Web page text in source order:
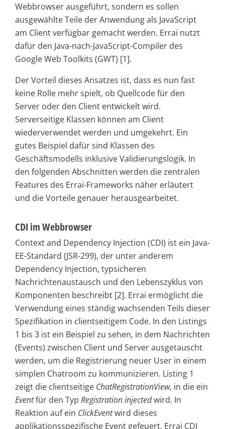
Webbrowser ausgeführt, sondern es sollen
ausgewählte Teile der Anwendung als JavaScript
am Client verfügbar gemacht werden. Errai nutzt
dafür den Java-nach-JavaScript-Compiler des
Google Web Toolkits (GWT) [1].
Der Vorteil dieses Ansatzes ist, dass es nun fast
keine Rolle mehr spielt, ob Quellcode für den
Server oder den Client entwickelt wird.
Serverseitige Klassen können am Client
wiederverwendet werden und umgekehrt. Ein
gutes Beispiel dafür sind Klassen des
Geschäftsmodells inklusive Validierungslogik. In
den folgenden Abschnitten werden die zentralen
Features des Errai-Frameworks näher erläutert
und die Vorteile genauer herausgearbeitet.
CDI im Webbrowser
Context and Dependency Injection (CDI) ist ein Java-
EE-Standard (JSR-299), der unter anderem
Dependency Injection, typsicheren
Nachrichtenaustausch und den Lebenszyklus von
Komponenten beschreibt [2]. Errai ermöglicht die
Verwendung eines ständig wachsenden Teils dieser
Spezifikation in clientseitigem Code. In den Listings
1 bis 3 ist ein Beispiel zu sehen, in dem Nachrichten
(Events) zwischen Client und Server ausgetauscht
werden, um die Registrierung neuer User in einem
simplen Chatroom zu kommunizieren. Listing 1
zeigt die clientseitige ChatRegistrationView, in die ein
Eventfür den Typ Registration injectedwird. In
Reaktion auf ein ClickEventwird dieses
applikationsspezifische Event gefeuert. Errai CDI